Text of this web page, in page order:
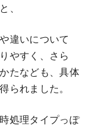
、
違いについて
やすく、さら
たなども、具体
られました。
処理タイプっぽ